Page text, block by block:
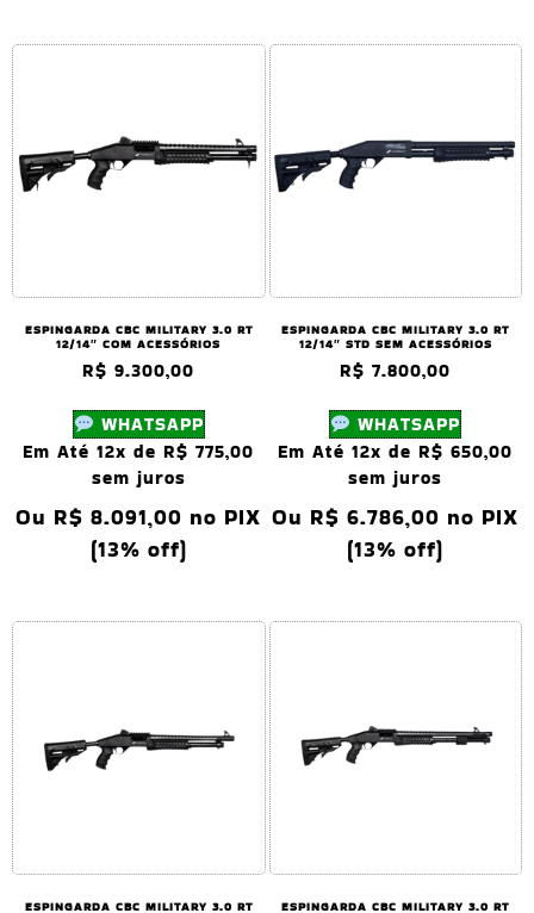
ESPINGARDA CBC MILITARY 3.0 RT
12/14″ COM ACESSÓRIOS
R$ 9.300,00
WHATSAPP
Em Até 12x deR$ 775,00
sem juros
Ou R$ 8.091,00 no PIX
(13% off)
ESPINGARDA CBC MILITARY 3.0 RT
12/14″ STD SEM ACESSÓRIOS
R$ 7.800,00
WHATSAPP
Em Até 12x deR$ 650,00
sem juros
Ou R$ 6.786,00 no PIX
(13% off)
ESPINGARDA CBC MILITARY 3.0 RT
ESPINGARDA CBC MILITARY 3.0 RT